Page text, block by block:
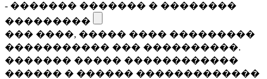
- ������� ������� � ��������
���������
��� ����, ����� ���� ���������
����������� ��� ����������.
������� ����� ������������
������ � ������ �������������